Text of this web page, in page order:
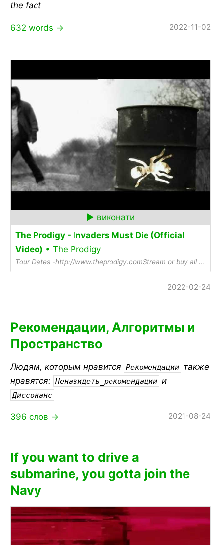
the fact
632 words → 2022-11-02
The Prodigy - Invaders Must Die (Official
Video) • The Prodigy
Tour Dates -http://www.theprodigy.comStream or buy all music by The Prodigy - https://prdgy.lnk.to/musicOfficial Prodigy merch - https://prdgy.lnk.to/store S...
2022-02-24
Рекомендации, Алгоритмы и
Пространство
Людям, которым нравится Рекомендации также
нравятся: Ненавидеть_рекомендации и
Диссонанс
396 слов → 2021-08-24
If you want to drive a
submarine, you gotta join the
Navy